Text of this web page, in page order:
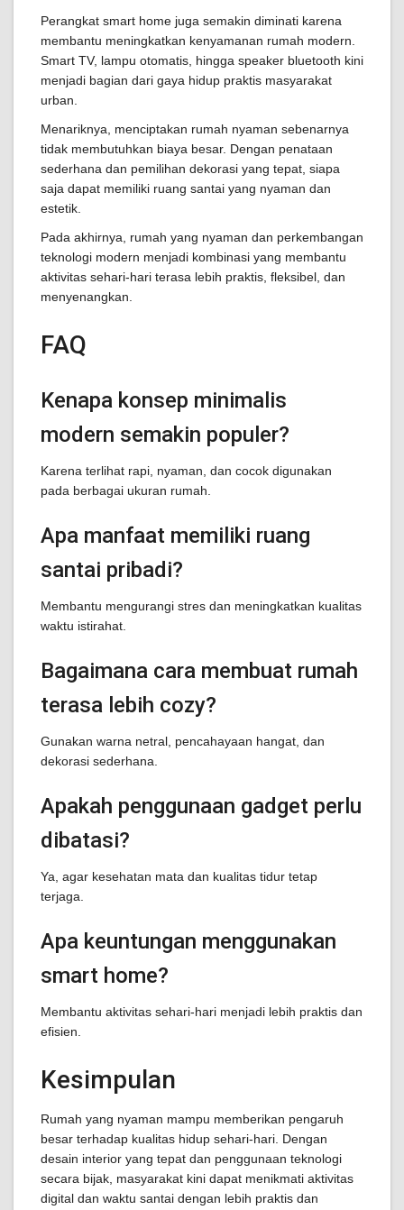
Perangkat smart home juga semakin diminati karena
membantu meningkatkan kenyamanan rumah modern.
Smart TV, lampu otomatis, hingga speaker bluetooth kini
menjadi bagian dari gaya hidup praktis masyarakat
urban.
Menariknya, menciptakan rumah nyaman sebenarnya
tidak membutuhkan biaya besar. Dengan penataan
sederhana dan pemilihan dekorasi yang tepat, siapa
saja dapat memiliki ruang santai yang nyaman dan
estetik.
Pada akhirnya, rumah yang nyaman dan perkembangan
teknologi modern menjadi kombinasi yang membantu
aktivitas sehari-hari terasa lebih praktis, fleksibel, dan
menyenangkan.
FAQ
Kenapa konsep minimalis
modern semakin populer?
Karena terlihat rapi, nyaman, dan cocok digunakan
pada berbagai ukuran rumah.
Apa manfaat memiliki ruang
santai pribadi?
Membantu mengurangi stres dan meningkatkan kualitas
waktu istirahat.
Bagaimana cara membuat rumah
terasa lebih cozy?
Gunakan warna netral, pencahayaan hangat, dan
dekorasi sederhana.
Apakah penggunaan gadget perlu
dibatasi?
Ya, agar kesehatan mata dan kualitas tidur tetap
terjaga.
Apa keuntungan menggunakan
smart home?
Membantu aktivitas sehari-hari menjadi lebih praktis dan
efisien.
Kesimpulan
Rumah yang nyaman mampu memberikan pengaruh
besar terhadap kualitas hidup sehari-hari. Dengan
desain interior yang tepat dan penggunaan teknologi
secara bijak, masyarakat kini dapat menikmati aktivitas
digital dan waktu santai dengan lebih praktis dan